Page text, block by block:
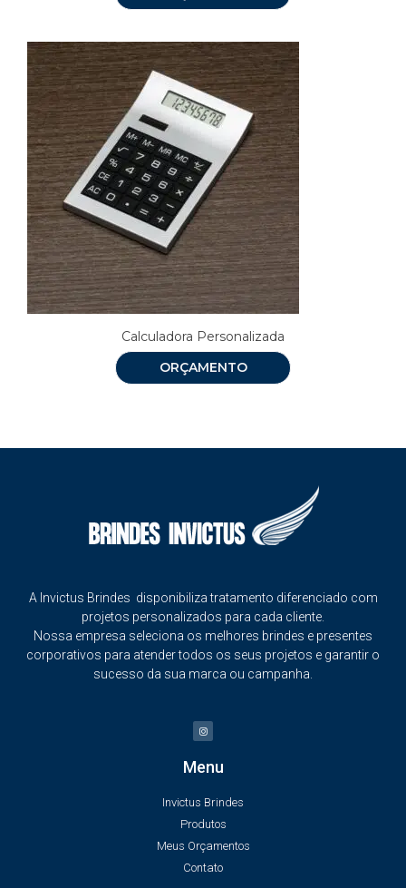
Calculadora Personalizada
ORÇAMENTO
A Invictus Brindes disponibiliza tratamento diferenciado com
projetos personalizados para cada cliente.
Nossa empresa seleciona os melhores brindes e presentes
corporativos para atender todos os seus projetos e garantir o
sucesso da sua marca ou campanha.
Menu
Invictus Brindes
Produtos
Meus Orçamentos
Contato